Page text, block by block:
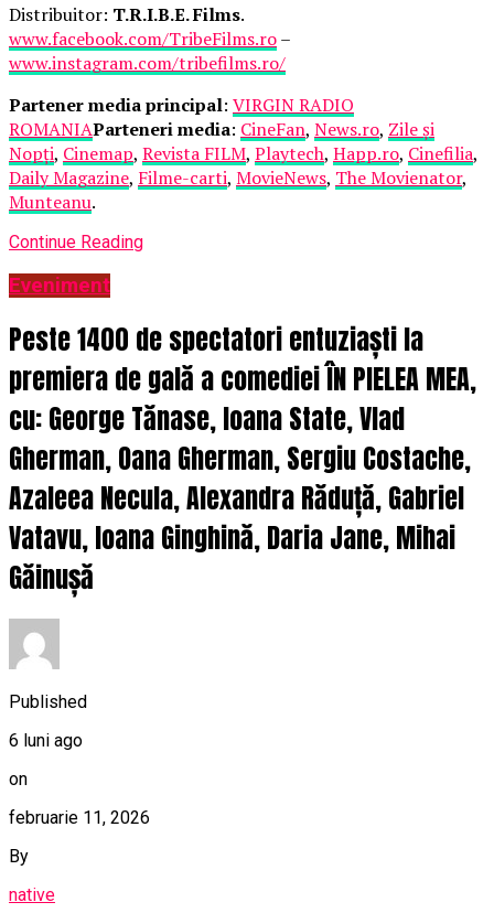
Distribuitor: T.R.I.B.E. Films.
www.facebook.com/TribeFilms.ro–
www.instagram.com/tribefilms.ro/
Partener media principal: VIRGIN RADIO
ROMANIAParteneri media: CineFan, News.ro, Zile și
Nopți, Cinemap, Revista FILM, Playtech, Happ.ro, Cinefilia,
Daily Magazine, Filme-carti, MovieNews, The Movienator,
Munteanu.
Continue Reading
Eveniment
Peste 1400 de spectatori entuziaști la
premiera de gală a comediei ÎN PIELEA MEA,
cu: George Tănase, Ioana State, Vlad
Gherman, Oana Gherman, Sergiu Costache,
Azaleea Necula, Alexandra Răduță, Gabriel
Vatavu, Ioana Ginghină, Daria Jane, Mihai
Găinușă
Published
6 luni ago
on
februarie 11, 2026
By
native